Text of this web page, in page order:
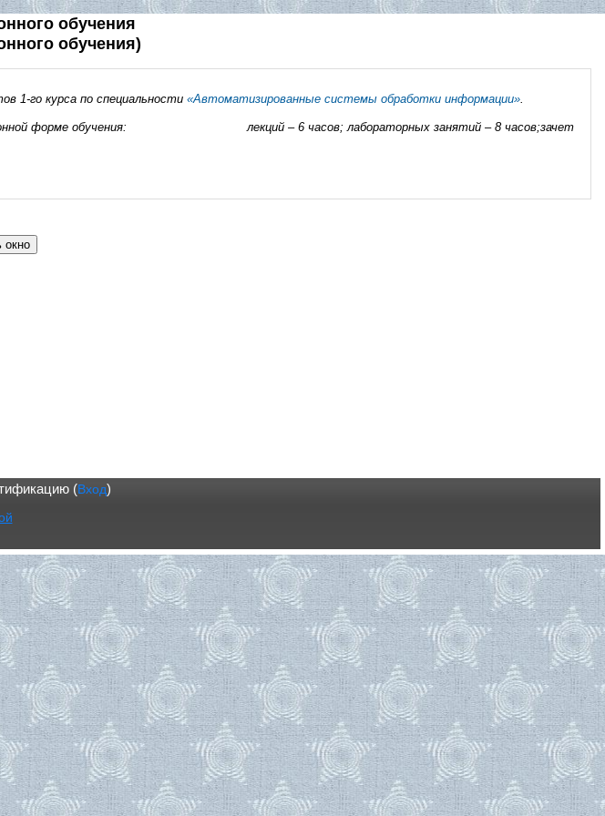
обучения
обучения)
1-го курса по специальности «Автоматизированные системы обработки информации».
форме обучения: лекций – 6 часов; лабораторных занятий – 8 часов;зачет
(Вход)